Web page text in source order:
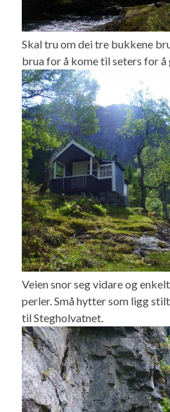
Skal tru om dei tre bukkene
brua for å kome til seters for å
Veien snor seg vidare og
perler. Små hytter som ligg
til Stegholvatnet.